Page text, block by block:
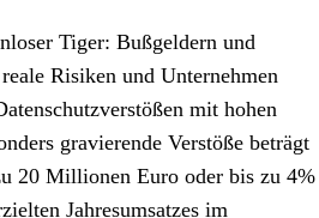
Tiger: Bußgeldern und
Risiken und Unternehmen
mit hohen
gravierende Verstöße beträgt
20 Millionen Euro oder bis zu 4%
Jahresumsatzes im